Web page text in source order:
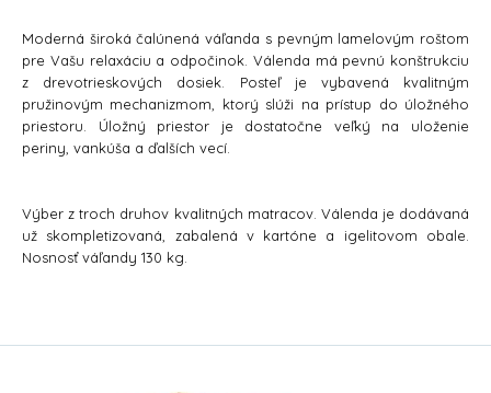
Moderná široká čalúnená váľanda s pevným lamelovým roštom
pre Vašu relaxáciu a odpočinok. Válenda má pevnú konštrukciu
z drevotrieskových dosiek. Posteľ je vybavená kvalitným
pružinovým mechanizmom, ktorý slúži na prístup do úložného
priestoru. Úložný priestor je dostatočne veľký na uloženie
periny, vankúša a ďalších vecí.
Výber z troch druhov kvalitných matracov. Válenda je dodávaná
už skompletizovaná, zabalená v kartóne a igelitovom obale.
Nosnosť váľandy 130 kg.